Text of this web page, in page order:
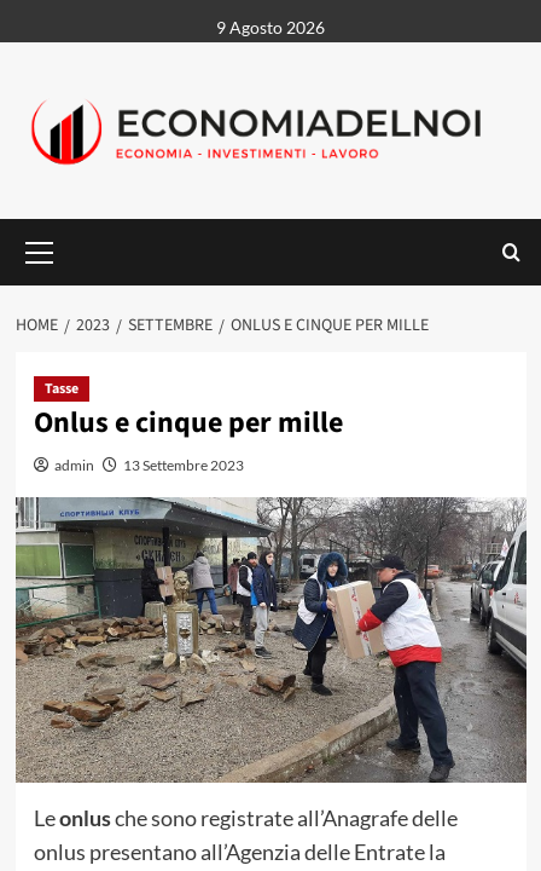
al
9 Agosto 2026
principale
HOME 2023 SETTEMBRE ONLUS E CINQUE PER MILLE
Tasse
Onlus e cinque per mille
admin 13 Settembre 2023
Leonlusche sono registrate all’Anagrafe delle
onlus presentano all’Agenzia delle Entrate la